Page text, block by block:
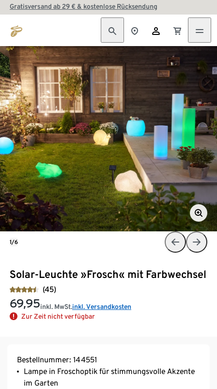
Gratisversand ab 29 € & kostenlose Rücksendung
Solar-Leuchte »Frosch« mit Farbwechsel
(45)
69,95inkl. MwSt.inkl. Versandkosten
Zur Zeit nicht verfügbar
1/6
Bestellnummer: 144551
Lampe in Froschoptik für stimmungsvolle Akzente
im Garten